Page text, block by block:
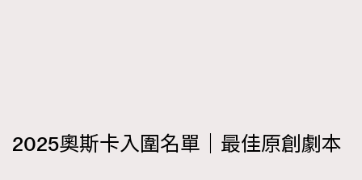
2025奧斯卡入圍名單｜最佳原創劇本